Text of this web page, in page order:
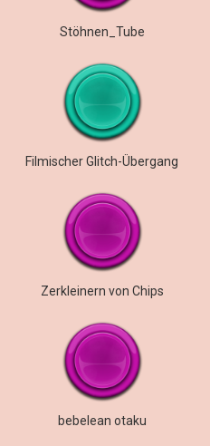
Stöhnen_Tube
Filmischer Glitch-Übergang
Zerkleinern von Chips
bebelean otaku